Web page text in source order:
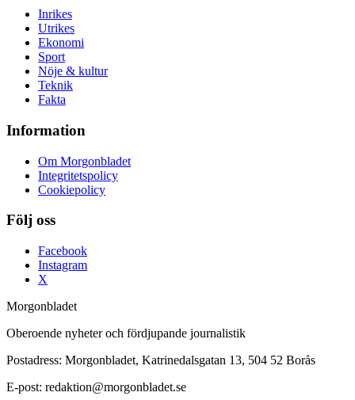
Inrikes
Utrikes
Ekonomi
Sport
Nöje & kultur
Teknik
Fakta
Information
Om Morgonbladet
Integritetspolicy
Cookiepolicy
Följ oss
Facebook
Instagram
X
Morgonbladet
Oberoende nyheter och fördjupande journalistik
Postadress: Morgonbladet, Katrinedalsgatan 13, 504 52 Borås
E-post: redaktion@morgonbladet.se